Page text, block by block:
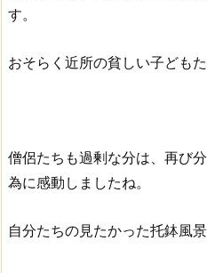
す。
おそらく近所の貧しい子ども
僧侶たちも過剰な分は、再び
為に感動しましたね。
自分たちの見たかった托鉢風